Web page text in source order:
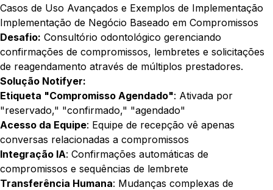
Casos de Uso Avançados e Exemplos de Implementação
Implementação de Negócio Baseado em Compromissos
Desafio: Consultório odontológico gerenciando
confirmações de compromissos, lembretes e solicitações
de reagendamento através de múltiplos prestadores.
Solução Notifyer:
Etiqueta "Compromisso Agendado": Ativada por
"reservado," "confirmado," "agendado"
Acesso da Equipe: Equipe de recepção vê apenas
conversas relacionadas a compromissos
Integração IA: Confirmações automáticas de
compromissos e sequências de lembrete
Transferência Humana: Mudanças complexas de